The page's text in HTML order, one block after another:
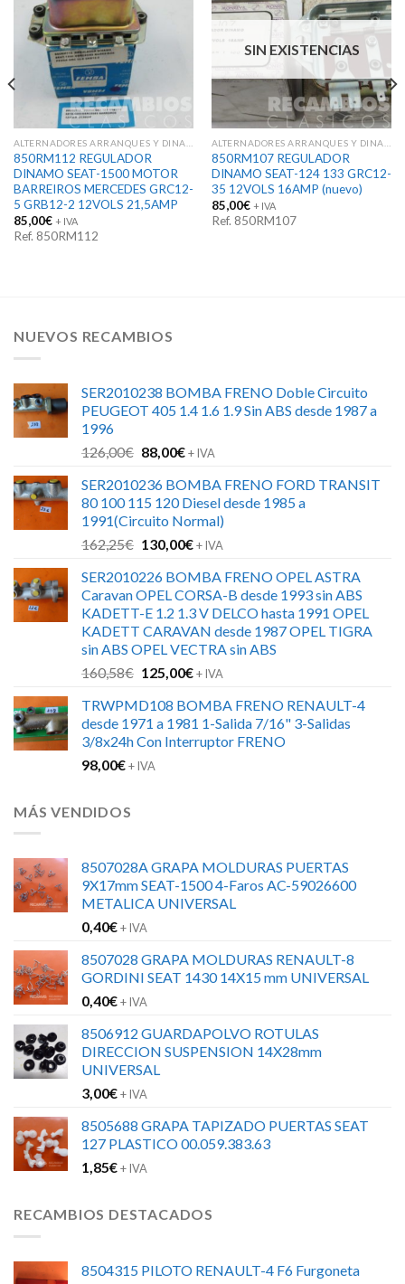
850RM112 REGULADOR
DINAMO SEAT-1500 MOTOR
BARREIROS MERCEDES GRC12-
5 GRB12-2 12VOLS 21,5AMP
85,00€ + IVA
Ref. 850RM112
SIN EXISTENCIAS
850RM107 REGULADOR
DINAMO SEAT-124 133 GRC12-
35 12VOLS 16AMP (nuevo)
85,00€ + IVA
Ref. 850RM107
NUEVOS RECAMBIOS
SER2010238 BOMBA FRENO Doble Circuito
PEUGEOT 405 1.4 1.6 1.9 Sin ABS desde 1987 a
1996
126,00€ El
original
era:
126,00€.
88,00€El
actual
es:
88,00€.
+ IVA
SER2010236 BOMBA FRENO FORD TRANSIT
80 100 115 120 Diesel desde 1985 a
1991(Circuito Normal)
162,25€ El
original
era:
162,25€.
130,00€El
actual
es:
130,00€.
+ IVA
SER2010226 BOMBA FRENO OPEL ASTRA
Caravan OPEL CORSA-B desde 1993 sin ABS
KADETT-E 1.2 1.3 V DELCO hasta 1991 OPEL
KADETT CARAVAN desde 1987 OPEL TIGRA
sin ABS OPEL VECTRA sin ABS
160,58€ El
original
era:
160,58€.
125,00€El
actual
es:
125,00€.
+ IVA
TRWPMD108 BOMBA FRENO RENAULT-4
desde 1971 a 1981 1-Salida 7/16" 3-Salidas
3/8x24h Con Interruptor FRENO
98,00€+ IVA
MÁS VENDIDOS
8507028A GRAPA MOLDURAS PUERTAS
9X17mm SEAT-1500 4-Faros AC-59026600
METALICA UNIVERSAL
0,40€+ IVA
8507028 GRAPA MOLDURAS RENAULT-8
GORDINI SEAT 1430 14X15 mm UNIVERSAL
0,40€+ IVA
8506912 GUARDAPOLVO ROTULAS
DIRECCION SUSPENSION 14X28mm
UNIVERSAL
3,00€+ IVA
8505688 GRAPA TAPIZADO PUERTAS SEAT
127 PLASTICO 00.059.383.63
1,85€+ IVA
RECAMBIOS DESTACADOS
8504315 PILOTO RENAULT-4 F6 Furgoneta